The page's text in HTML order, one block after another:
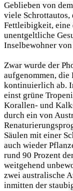
Geblieben von
viele Schrottautos,
Fettleibigkeit, eine
unentgeltliche
Inselbewohner
Zwar wurde der
aufgenommen, die
kontinuierlich ab.
einst grüne
Korallen- und
durch ein von
Säulen mit einer
auch wieder
rund 90 Prozent
weitgehend
zwei australische
inmitten der